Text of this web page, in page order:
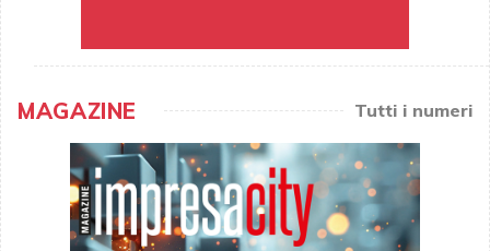
MAGAZINE Tutti i numeri